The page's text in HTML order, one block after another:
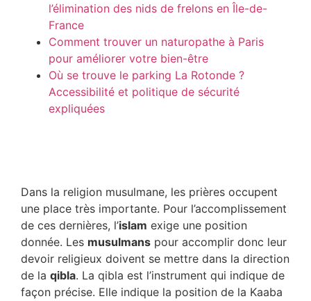
Dans la religion musulmane, les prières occupent
une place très importante. Pour l’accomplissement
de ces dernières, l’islam exige une position
donnée. Les musulmans pour accomplir donc leur
devoir religieux doivent se mettre dans la direction
de la qibla. La qibla est l’instrument qui indique de
façon précise. Elle indique la position de la Kaaba
l’élimination des nids de frelons en Île-de-
France
Comment trouver un naturopathe à Paris
pour améliorer votre bien-être
Où se trouve le parking La Rotonde ?
Accessibilité et politique de sécurité
expliquées